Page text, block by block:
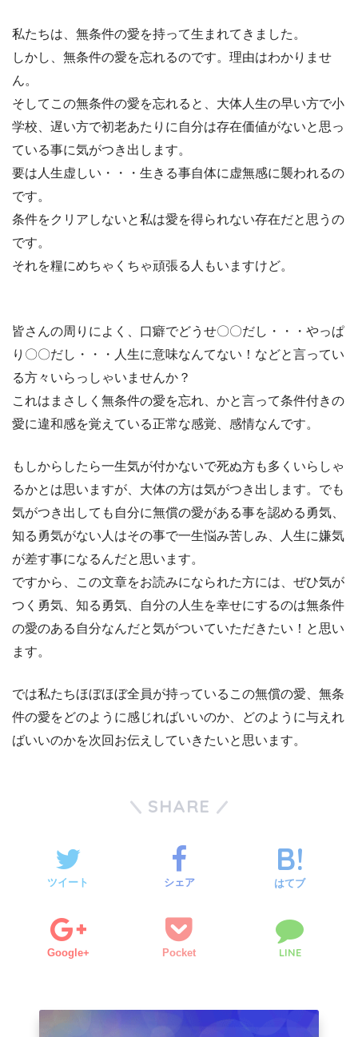
私たちは、無条件の愛を持って生まれてきました。
しかし、無条件の愛を忘れるのです。理由はわかりませ
ん。
そしてこの無条件の愛を忘れると、大体人生の早い方で小
学校、遅い方で初老あたりに自分は存在価値がないと思っ
ている事に気がつき出します。
要は人生虚しい・・・生きる事自体に虚無感に襲われるの
です。
条件をクリアしないと私は愛を得られない存在だと思うの
です。
それを糧にめちゃくちゃ頑張る人もいますけど。
皆さんの周りによく、口癖でどうせ〇〇だし・・・やっぱ
り〇〇だし・・・人生に意味なんてない！などと言ってい
る方々いらっしゃいませんか？
これはまさしく無条件の愛を忘れ、かと言って条件付きの
愛に違和感を覚えている正常な感覚、感情なんです。
もしからしたら一生気が付かないで死ぬ方も多くいらしゃ
るかとは思いますが、大体の方は気がつき出します。でも
気がつき出しても自分に無償の愛がある事を認める勇気、
知る勇気がない人はその事で一生悩み苦しみ、人生に嫌気
が差す事になるんだと思います。
ですから、この文章をお読みになられた方には、ぜひ気が
つく勇気、知る勇気、自分の人生を幸せにするのは無条件
の愛のある自分なんだと気がついていただきたい！と思い
ます。
では私たちほぼほぼ全員が持っているこの無償の愛、無条
件の愛をどのように感じればいいのか、どのように与えれ
ばいいのかを次回お伝えしていきたいと思います。
SHARE
ツイート シェア はてブ
Google+ Pocket LINE